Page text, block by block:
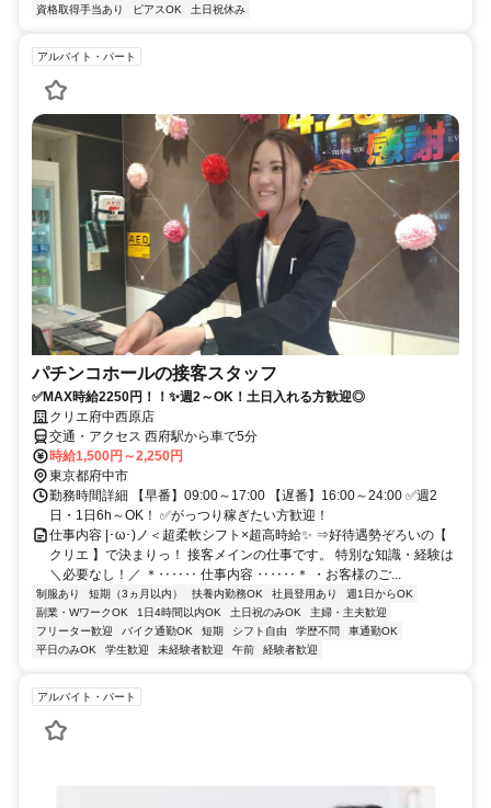
資格取得手当あり
ピアスOK 土日祝休み
アルバイト・パート
パチンコホールの接客スタッフ
✅MAX時給2250円！！✨週2～OK！土日入れる方歓迎◎
クリエ府中西原店
交通・アクセス 西府駅から車で5分
時給1,500円～2,250円
東京都府中市
勤務時間詳細 【早番】09:00～17:00 【遅番】16:00～24:00 ✅週2
日・1日6h～OK！ ✅がっつり稼ぎたい方歓迎！
仕事内容 |･ω･)ノ＜超柔軟シフト×超高時給✨ ⇒好待遇勢ぞろいの【
クリエ 】で決まりっ！ 接客メインの仕事です。 特別な知識・経験は
＼必要なし！／ ＊‥‥‥ 仕事内容 ‥‥‥＊ ・お客様のご...
制服あり 短期（3ヵ月以内） 扶養内勤務OK 社員登用あり
週1日からOK
副業・WワークOK
1日4時間以内OK 土日祝のみOK
主婦・主夫歓迎
フリーター歓迎
バイク通勤OK 短期 シフト自由 学歴不問
車通勤OK
平日のみOK
学生歓迎 未経験者歓迎 午前 経験者歓迎
アルバイト・パート